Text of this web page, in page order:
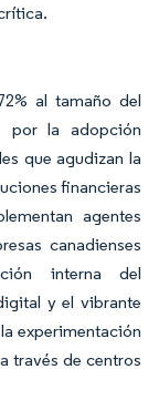
al tamaño del
por la adopción
que agudizan la
financieras
agentes
canadienses
interna del
y el vibrante
experimentación
través de centros